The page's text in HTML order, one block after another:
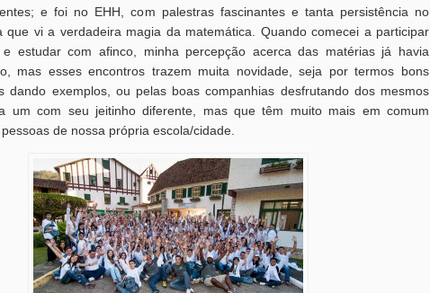
e foi no EHH, com palestras fascinantes e tanta persistência no
que vi a verdadeira magia da matemática. Quando comecei a participar
estudar com afinco, minha percepção acerca das matérias já havia
mas esses encontros trazem muita novidade, seja por termos bons
dando exemplos, ou pelas boas companhias desfrutando dos mesmos
um com seu jeitinho diferente, mas que têm muito mais em comum
de nossa própria escola/cidade.